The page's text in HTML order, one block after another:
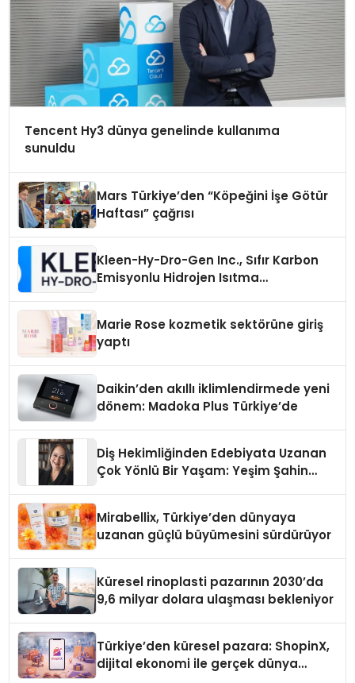
Tencent Hy3 dünya genelinde kullanıma
sunuldu
Mars Türkiye’den “Köpeğini İşe Götür
Haftası” çağrısı
Kleen-Hy-Dro-Gen Inc., Sıfır Karbon
Emisyonlu Hidrojen Isıtma
Marie Rose kozmetik sektörüne giriş
yaptı
Daikin’den akıllı iklimlendirmede yeni
dönem: Madoka Plus Türkiye’de
Diş Hekimliğinden Edebiyata Uzanan
Çok Yönlü Bir Yaşam: Yeşim Şahin
Mirabellix, Türkiye’den dünyaya
uzanan güçlü büyümesini sürdürüyor
Küresel rinoplasti pazarının 2030’da
9,6 milyar dolara ulaşması bekleniyor
Türkiye’den küresel pazara: ShopinX,
dijital ekonomi ile gerçek dünya